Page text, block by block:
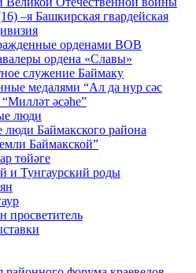
–я Башкирская гвардейская
орденами ВОВ
ордена «Славы»
служение Баймаку
медалями “Ал да нур сәс
әсәһе”
люди
люди Баймакского района
Баймакской”
төйәге
и Тунгаурский роды
просветитель